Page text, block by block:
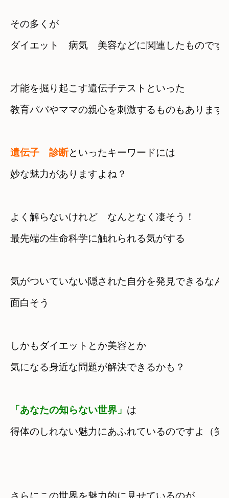
その多くが
ダイエット　病気　美容などに関連したものです
才能を掘り起こす遺伝子テストといった
教育パパやママの親心を刺激するものもあります
遺伝子 診断といったキーワードには
妙な魅力がありますよね？
よく解らないけれど　なんとなく凄そう！
最先端の生命科学に触れられる気がする
気がついていない隠された自分を発見できるなん
しかもダイエットとか美容とか
気になる身近な問題が解決できるかも？
「あなたの知らない世界」 は
得体のしれない魅力にあふれているのですよ（笑